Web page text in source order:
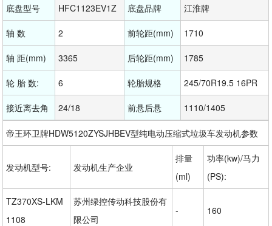
底盘型号 HFC1123EV1Z 底盘品牌 江淮牌
轴 数 2 前轮距(mm) 1710
轴 距(mm) 3365 后轮距(mm) 1785
轮 胎 数: 6 轮胎规格 245/70R19.5 16PR
接近离去角 24/18 前悬后悬 1110/1405
帝王环卫牌HDW5120ZYSJHBEV型纯电动压缩式垃圾车发动机参数
发动机型号: 发动机生产企业
排量
(ml)
功率(kw)/马力
(PS):
TZ370XS-LKM
1108
苏州绿控传动科技股份有
限公司
- 160